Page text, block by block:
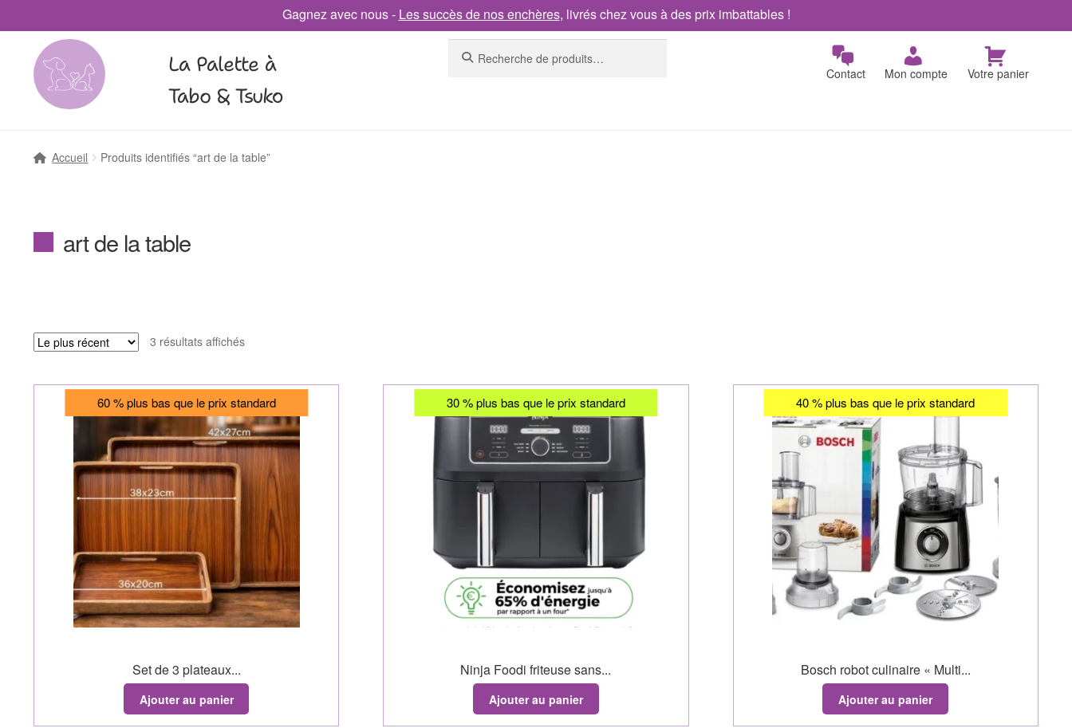
Gagnez avec nous - Les succès de nos enchères, livrés chez vous à des prix imbattables !
La Palette à
Tabo & Tsuko
Contact
Mon compte Votre panier
Accueil Produits identifiés “art de la table”
art de la table
3 résultats affichés
60 % plus bas que le prix standard
Set de 3 plateaux...
Ajouter au panier
30 % plus bas que le prix standard
Ninja Foodi friteuse sans...
Ajouter au panier
40 % plus bas que le prix standard
Bosch robot culinaire « Multi...
Ajouter au panier